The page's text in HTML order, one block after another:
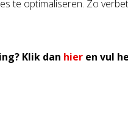
te optimaliseren. Zo
Klik dan hier en vul